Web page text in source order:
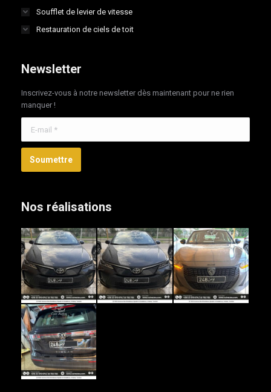
Soufflet de levier de vitesse
Restauration de ciels de toit
Newsletter
Inscrivez-vous à notre newsletter dès maintenant pour ne rien
manquer !
Soumettre
Nos réalisations